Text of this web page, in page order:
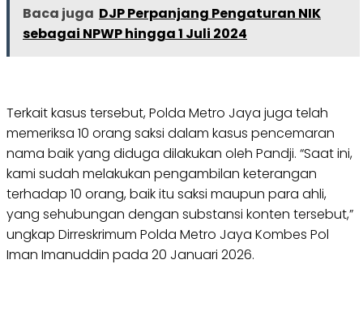
Baca juga DJP Perpanjang Pengaturan NIK
sebagai NPWP hingga 1 Juli 2024
Terkait kasus tersebut, Polda Metro Jaya juga telah
memeriksa 10 orang saksi dalam kasus pencemaran
nama baik yang diduga dilakukan oleh Pandji. “Saat ini,
kami sudah melakukan pengambilan keterangan
terhadap 10 orang, baik itu saksi maupun para ahli,
yang sehubungan dengan substansi konten tersebut,”
ungkap Dirreskrimum Polda Metro Jaya Kombes Pol
Iman Imanuddin pada 20 Januari 2026.